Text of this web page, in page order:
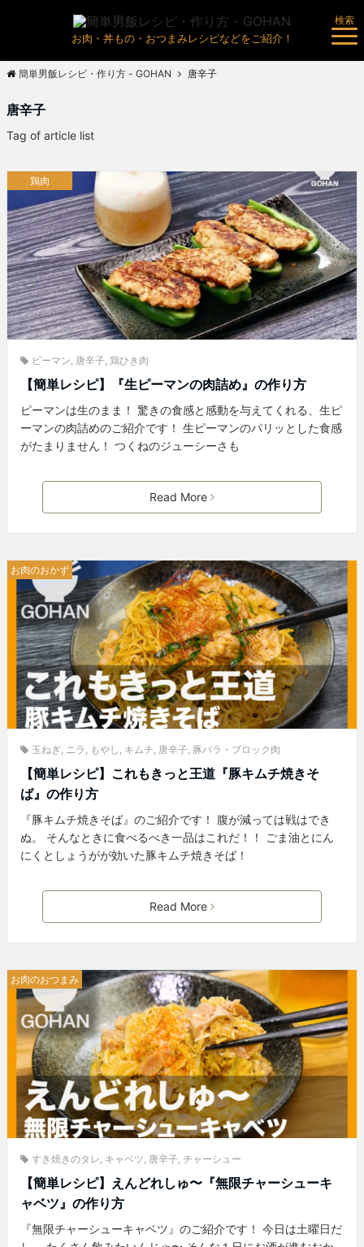
お肉・丼もの・おつまみレシピなどをご紹介！
検索
簡単男飯レシピ・作り方 - GOHAN 唐辛子
唐辛子
Tag of article list
鶏肉
ピーマン, 唐辛子, 鶏ひき肉
【簡単レシピ】『生ピーマンの肉詰め』の作り方
ピーマンは生のまま！ 驚きの食感と感動を与えてくれる、生ピ
ーマンの肉詰めのご紹介です！ 生ピーマンのパリッとした食感
がたまりません！ つくねのジューシーさも
Read More
お肉のおかず
玉ねぎ, ニラ , もやし , キムチ, 唐辛子, 豚バラ・ブロック肉
【簡単レシピ】これもきっと王道『豚キムチ焼きそ
ば』の作り方
『豚キムチ焼きそば』のご紹介です！ 腹が減っては戦はでき
ぬ。 そんなときに食べるべき一品はこれだ！！ ごま油とにん
にくとしょうがが効いた豚キムチ焼きそば！
Read More
お肉のおつまみ
すき焼きのタレ, キャベツ, 唐辛子, チャーシュー
【簡単レシピ】えんどれしゅ〜『無限チャーシューキ
ャベツ』の作り方
『無限チャーシューキャベツ』のご紹介です！ 今日は土曜日だ